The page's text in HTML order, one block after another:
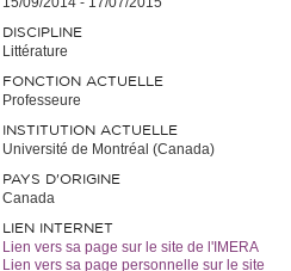
DISCIPLINE
Littérature
FONCTION ACTUELLE
Professeure
INSTITUTION ACTUELLE
Université de Montréal (Canada)
PAYS D'ORIGINE
Canada
LIEN INTERNET
Lien vers sa page sur le site de l'IMERA
Lien vers sa page personnelle sur le site